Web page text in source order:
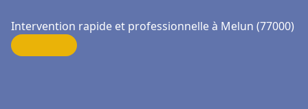
Intervention rapide et professionnelle à Melun (77000)